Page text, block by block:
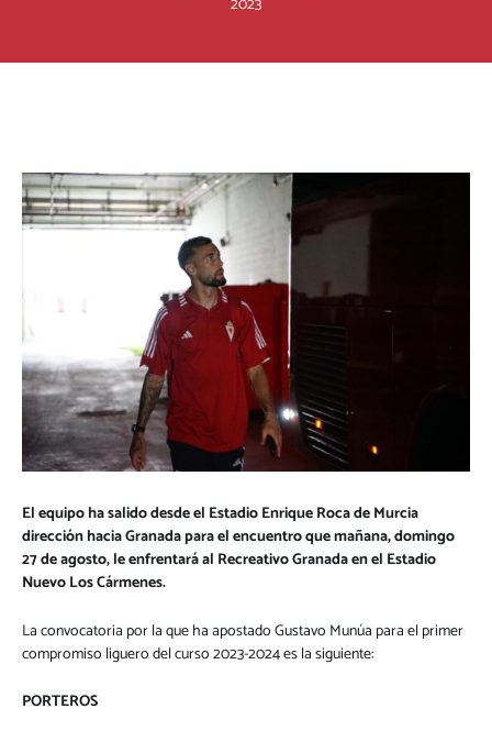
2023
El equipo ha salido desde el Estadio Enrique Roca de Murcia
dirección hacia Granada para el encuentro que mañana, domingo
27 de agosto, le enfrentará al Recreativo Granada en el Estadio
Nuevo Los Cármenes.
La convocatoria por la que ha apostado Gustavo Munúa para el primer
compromiso liguero del curso 2023-2024 es la siguiente:
PORTEROS